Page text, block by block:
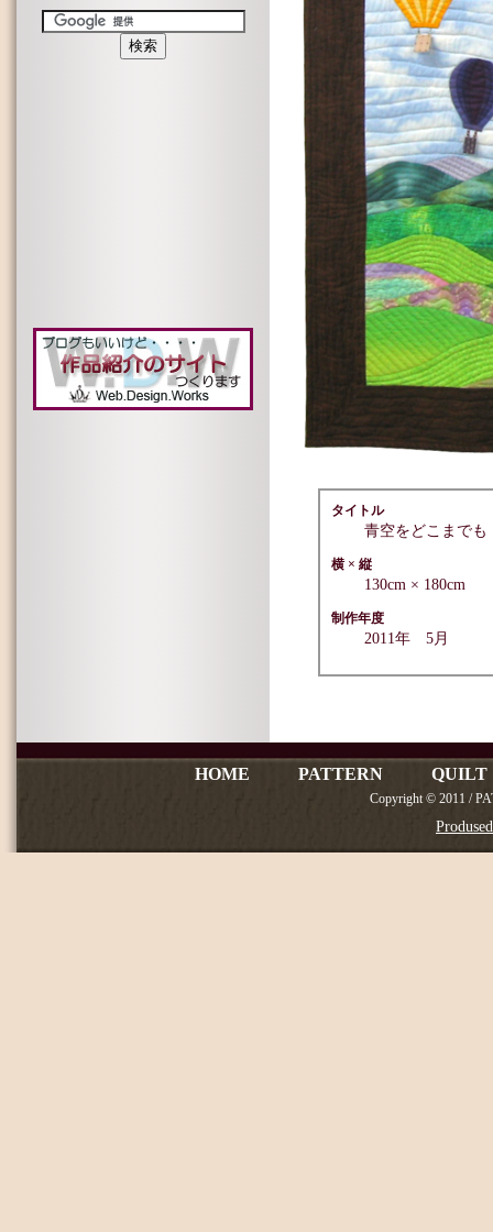
宇宙(そら)の彼方で
チャームキルト
ボルチモア アルバムキルト
ミルキーウェイ
メープルリーフ
老木、春を奏でる
タイトル
青空をどこまでも
横 × 縦
130cm × 180cm
制作年度
2011年 5月
HOME PATTERN QUILT
Copyright © 2011 /